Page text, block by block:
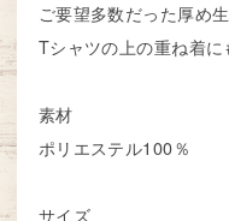
ご要望多数だった厚め
Tシャツの上の重ね着に
素材
ポリエステル100％
サイズ